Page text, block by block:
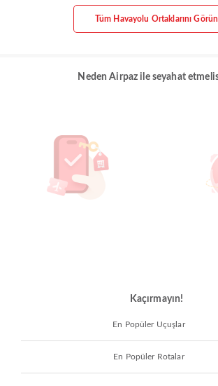
Tüm Havayolu Ortaklarını Görün
Neden Airpaz ile seyahat
Kaçırmayın!
En Popüler Uçuşlar
En Popüler Rotalar